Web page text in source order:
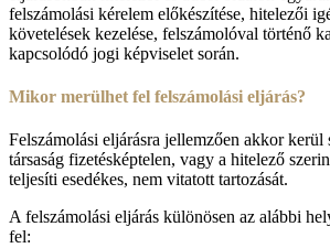
felszámolási kérelem előkészítése, hitelezői
követelések kezelése, felszámolóval történő
kapcsolódó jogi képviselet során.
Mikor merülhet fel felszámolási eljárás?
Felszámolási eljárásra jellemzően akkor kerül
társaság fizetésképtelen, vagy a hitelező
teljesíti esedékes, nem vitatott tartozását.
A felszámolási eljárás különösen az alábbi
fel: